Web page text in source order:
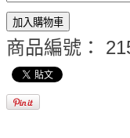
加入購物車
商品編號：